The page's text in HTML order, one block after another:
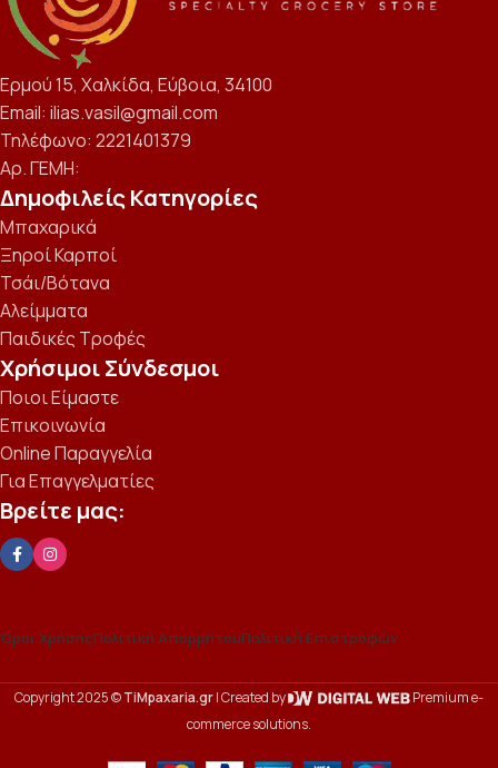
Ερμού 15, Χαλκίδα, Εύβοια, 34100
Email: ilias.vasil@gmail.com
Τηλέφωνο: 2221401379
Αρ. ΓΕΜΗ:
Δημοφιλείς Κατηγορίες
Μπαχαρικά
Ξηροί Καρποί
Τσάι/Βότανα
Αλείμματα
Παιδικές Τροφές
Χρήσιμοι Σύνδεσμοι
Ποιοι Είμαστε
Επικοινωνία
Online Παραγγελία
Για Επαγγελματίες
Βρείτε μας:
Όροι ΧρήσηςΠολιτική ΑπορρήτουΠολιτική Επιστροφών
Copyright 2025 ©TiMpaxaria.gr| Created by
Premium e-
commerce solutions.